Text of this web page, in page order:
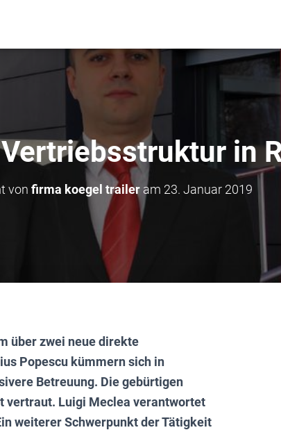
in
von firma koegel trailer am 23. Januar 2019
über zwei neue direkte
Popescu kümmern sich in
Betreuung. Die gebürtigen
vertraut. Luigi Meclea verantwortet
weiterer Schwerpunkt der Tätigkeit